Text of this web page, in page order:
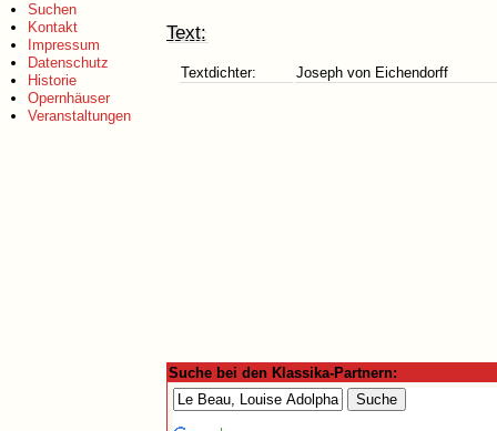
Suchen
Kontakt
Impressum
Datenschutz
Historie
Opernhäuser
Veranstaltungen
Text:
Textdichter: Joseph von Eichendorff
Suche bei den Klassika-Partnern: